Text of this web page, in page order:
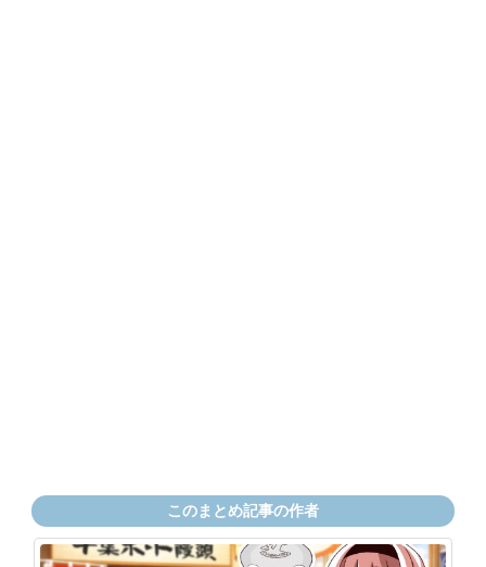
このまとめ記事の作者